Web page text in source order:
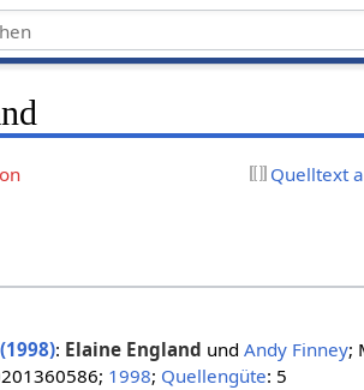
Quelltext
: Elaine England und Andy Finney;
1998; Quellengüte: 5